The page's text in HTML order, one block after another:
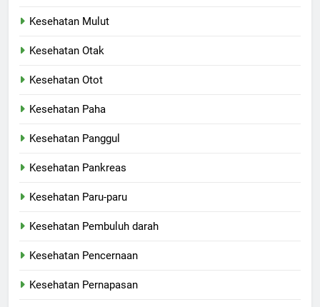
Kesehatan Mulut
Kesehatan Otak
Kesehatan Otot
Kesehatan Paha
Kesehatan Panggul
Kesehatan Pankreas
Kesehatan Paru-paru
Kesehatan Pembuluh darah
Kesehatan Pencernaan
Kesehatan Pernapasan